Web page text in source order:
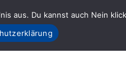
aus. Du kannst auch Nein